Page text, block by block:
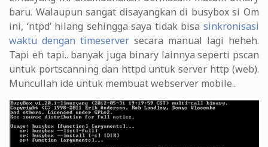
baru. Walaupun sangat disayangkan di busybox si Om
ini, ‘ntpd’ hilang sehingga saya tidak bisa sinkronisasi
waktu dengan timeserver secara manual lagi heheh.
Tapi eh tapi.. banyak juga binary lainnya seperti pscan
untuk portscanning dan httpd untuk server http (web).
Muncullah ide untuk membuat webserver mobile..